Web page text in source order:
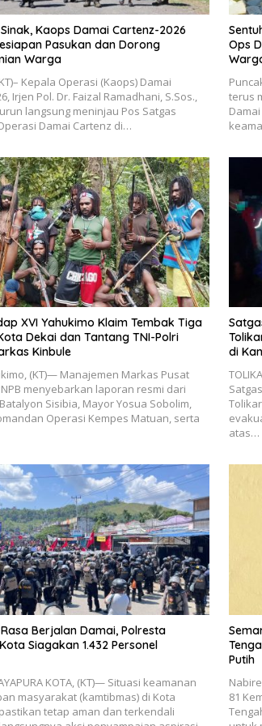
Kaops Damai Cartenz-2026
Pasukan dan Dorong
Warga
Kepala Operasi (Kaops) Damai
Irjen Pol. Dr. Faizal Ramadhani, S.Sos.,
langsung meninjau Pos Satgas
Damai Cartenz di…
Ops
terus
XVI Yahukimo Klaim Tembak Tiga
Dekai dan Tantang TNI-Polri
Kinbule
(KT)— Manajemen Markas Pusat
menyebarkan laporan resmi dari
Sisibia, Mayor Yosua Sobolim,
Operasi Kempes Matuan, serta
di
atas…
Berjalan Damai, Polresta
Siagakan 1.432 Personel
KOTA, (KT)— Situasi keamanan
masyarakat (kamtibmas) di Kota
tetap aman dan terkendali
Putih
81